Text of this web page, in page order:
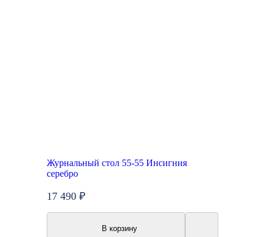
Журнальный стол 55-55 Инсигния
серебро
17 490 ₽
В корзину